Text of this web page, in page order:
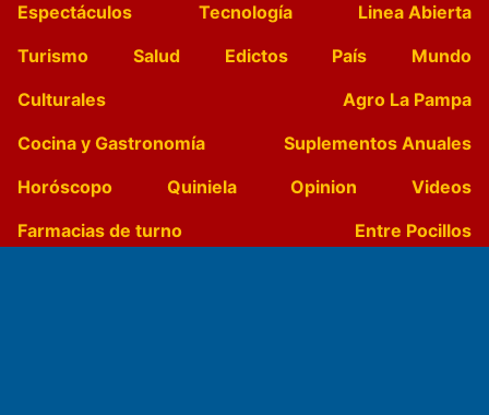
Espectáculos
Tecnología
Linea Abierta
Turismo
Salud Edictos País
Mundo
Culturales
Agro La Pampa
Cocina y Gastronomía
Suplementos Anuales
Horóscopo
Quiniela Opinion
Videos
Farmacias de turno
Entre Pocillos